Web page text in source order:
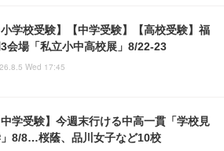
小学校受験】【中学受験】【高校受験】福
会場「私立小中高校展」8/22-23
Wed 17:45
中学受験】今週末行ける中高一貫「学校見
8/8…桜蔭、品川女子など10校